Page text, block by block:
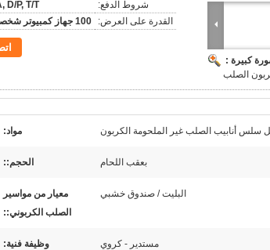
كبيرة :
الصلب
شروط الدفع:
D/P, T/T
القدرة على العرض:
100 جهاز كمبيوتر شخصى / شهر
سلس أنابيب الصلب غير الملحومة الكربون مواد:
بعقب اللحام الحجم::
البليت / صندوق خشبي
معيار من مواسير
الصلب الكربوني::
مستدير - كروي وظيفة فنية: